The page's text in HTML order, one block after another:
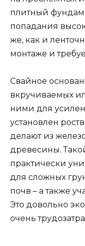
плитный
попадания
же, как и
монтаже и
Свайное
вкручиваемых
ними для
установлен
делают из
древесины.
практически
для сложных
почв – а также
Это довольно
очень